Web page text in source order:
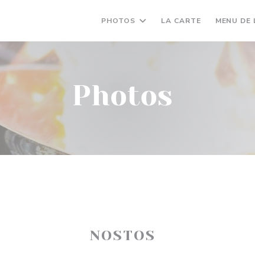
PHOTOS LA CARTE((OUVRE
MENU DE
Photos
NOSTOS